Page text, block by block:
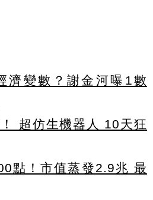
濟變數？謝金河曝1數
超仿生機器人 10天狂
點！市值蒸發2.9兆 最